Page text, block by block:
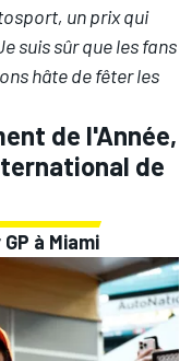
un prix qui
suis sûr que les fans
hâte de fêter les
de l'Année,
de
à Miami